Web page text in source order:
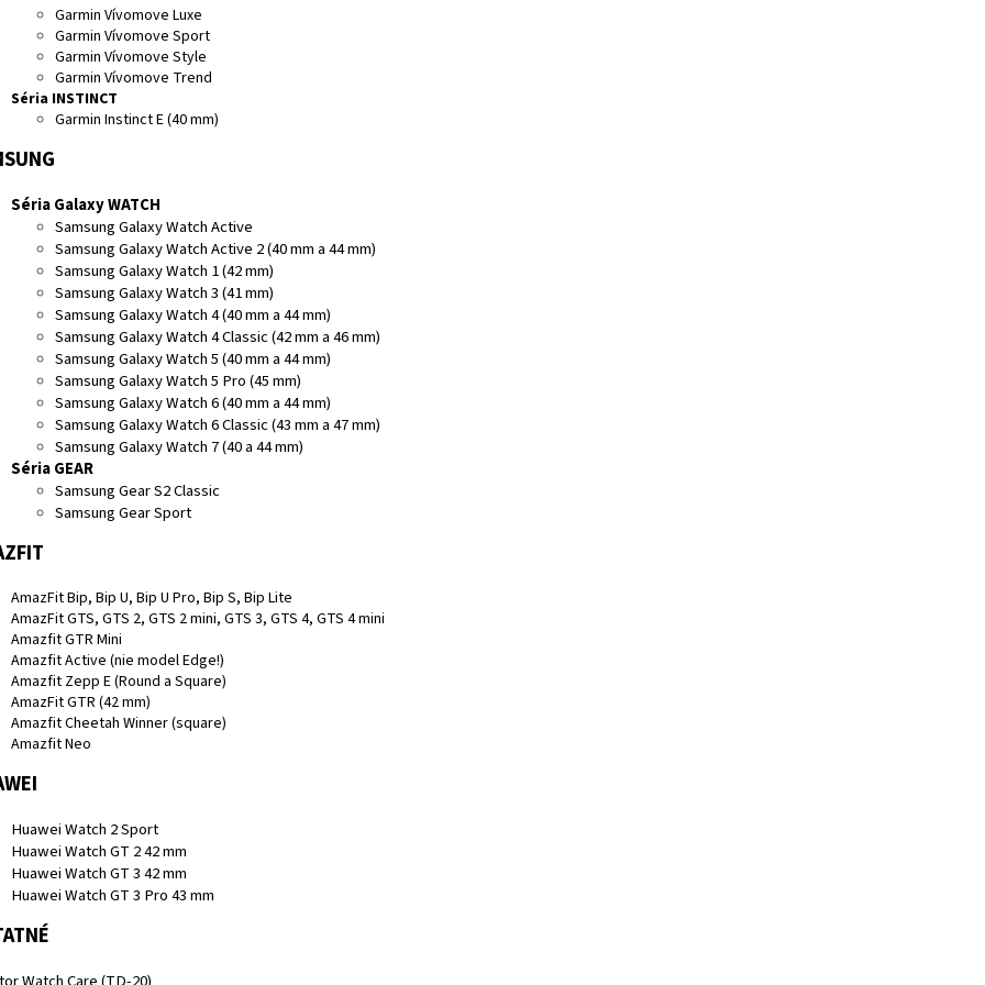
Garmin Vívomove Luxe
Garmin Vívomove Sport
Garmin Vívomove Style
Garmin Vívomove Trend
Séria INSTINCT
Garmin Instinct E (40 mm)
Séria Galaxy WATCH
Samsung Galaxy Watch Active
Samsung Galaxy Watch Active 2 (40 mm a 44 mm)
Samsung Galaxy Watch 1 (42 mm)
Samsung Galaxy Watch 3 (41 mm)
Samsung Galaxy Watch 4 (40 mm a 44 mm)
Samsung Galaxy Watch 4 Classic (42 mm a 46 mm)
Samsung Galaxy Watch 5 (40 mm a 44 mm)
Samsung Galaxy Watch 5 Pro (45 mm)
Samsung Galaxy Watch 6 (40 mm a 44 mm)
Samsung Galaxy Watch 6 Classic (43 mm a 47 mm)
Samsung Galaxy Watch 7 (40 a 44 mm)
Séria GEAR
Samsung Gear S2 Classic
Samsung Gear Sport
AmazFit Bip, Bip U, Bip U Pro, Bip S, Bip Lite
AmazFit GTS, GTS 2, GTS 2 mini, GTS 3, GTS 4, GTS 4 mini
Amazfit GTR Mini
Amazfit Active (nie model Edge!)
Amazfit Zepp E (Round a Square)
AmazFit GTR (42 mm)
Amazfit Cheetah Winner (square)
Amazfit Neo
Huawei Watch 2 Sport
Huawei Watch GT 2 42 mm
Huawei Watch GT 3 42 mm
Huawei Watch GT 3 Pro 43 mm